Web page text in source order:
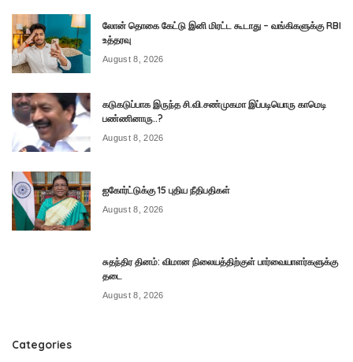
லோன் தொகை கேட்டு இனி மிரட்ட கூடாது – வங்கிகளுக்கு RBI
உத்தரவு
August 8, 2026
கடுகடுப்பாக இருந்த சி.வி.சண்முகமா இப்படியொரு காமெடி
பண்ணினாரு..?
August 8, 2026
ஐகோர்ட்டுக்கு 15 புதிய நீதிபதிகள்
August 8, 2026
சுதந்திர தினம்: விமான நிலையத்திற்குள் பார்வையாளர்களுக்கு
தடை
August 8, 2026
Categories